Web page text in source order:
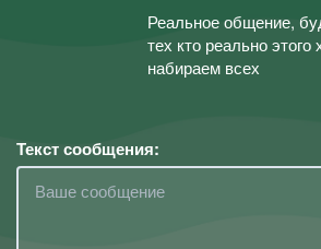
Реальное общение,
тех кто реально этого
набираем всех
Текст сообщения: